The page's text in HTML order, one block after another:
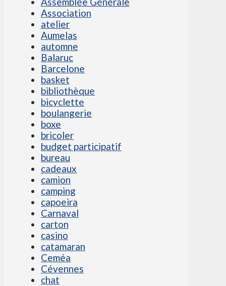
Association
atelier
Aumelas
automne
Balaruc
Barcelone
basket
bibliothèque
bicyclette
boulangerie
boxe
bricoler
budget participatif
bureau
cadeaux
camion
camping
capoeira
Carnaval
carton
casino
catamaran
Ceméa
Cévennes
chat